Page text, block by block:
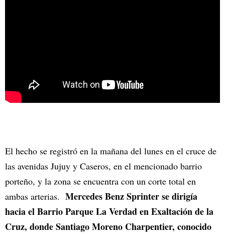
El hecho se registró en la mañana del lunes en el cruce de
las avenidas Jujuy y Caseros, en el mencionado barrio
porteño, y la zona se encuentra con un corte total en
ambas arterias. Mercedes Benz Sprinter se dirigía
hacia el Barrio Parque La Verdad en Exaltación de la
Cruz, donde Santiago Moreno Charpentier, conocido